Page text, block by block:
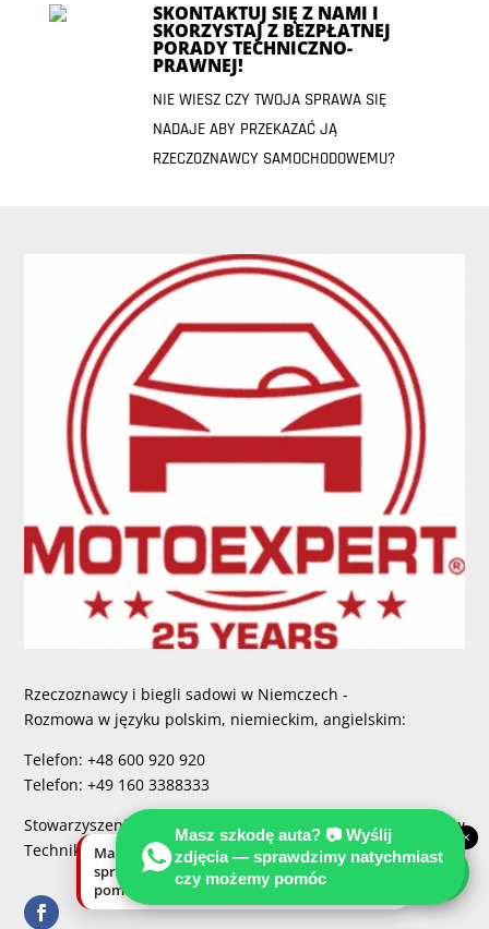
SKONTAKTUJ SIĘ Z NAMI I
SKORZYSTAJ Z BEZPŁATNEJ
PORADY TECHNICZNO-
PRAWNEJ!
NIE WIESZ CZY TWOJA SPRAWA SIĘ
NADAJE ABY PRZEKAZAĆ JĄ
RZECZOZNAWCY SAMOCHODOWEMU?
Rzeczoznawcy i biegli sadowi w Niemczech -
Rozmowa w języku polskim, niemieckim, angielskim:
Telefon: +48 600 920 920
Telefon: +49 160 3388333
Stowarzyszenie Miedzynarodowych Rzeczoznawców
Techniki Samochodowej MOTOEXPERT
Masz szkodę auta? 📷 Wyślij
zdjęcia — sprawdzimy natychmiast
czy możemy pomóc
×
Masz szkodę auta? Wyślij zdjęcia —
sprawdzimy natychmiast, czy możemy
pomóc.